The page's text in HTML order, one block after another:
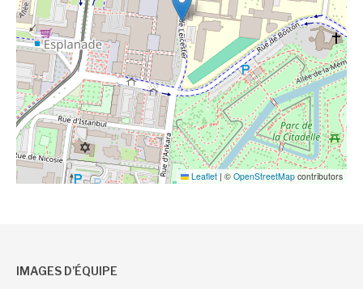
Leaflet | © OpenStreetMapcontributors
IMAGES D’ÉQUIPE